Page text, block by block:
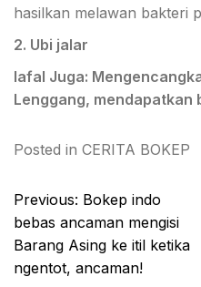
hasilkan melawan bakteri
2. Ubi jalar
lafal Juga:
Lenggang, mendapatkan
Posted in CERITA BOKEP
Post
navigation
Previous: Bokep indo
bebas ancaman mengisi
Barang Asing ke itil ketika
ngentot, ancaman!